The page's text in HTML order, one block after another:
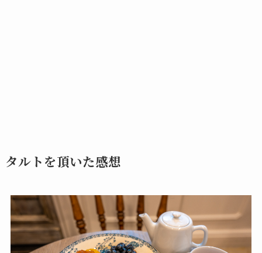
タルトを頂いた感想